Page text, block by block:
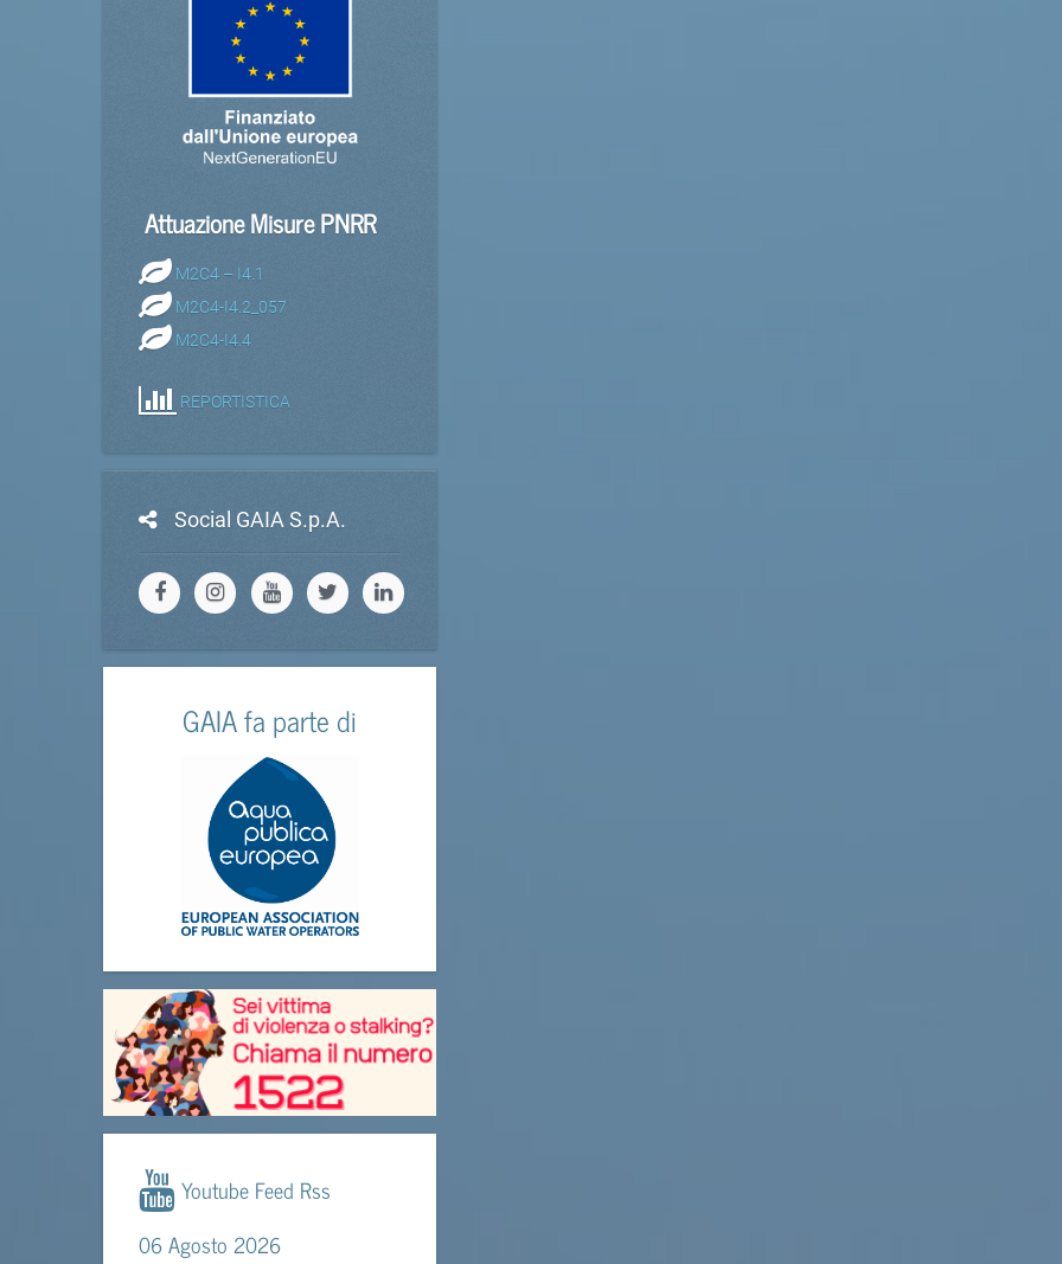
Attuazione Misure PNRR
M2C4 – I4.1
M2C4-I4.2_057
M2C4-I4.4
REPORTISTICA
Social GAIA S.p.A.
GAIA fa parte di
Youtube Feed Rss
06 Agosto 2026